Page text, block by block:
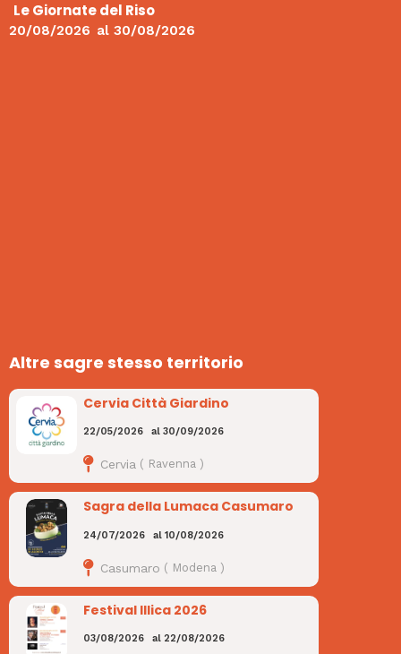
Le Giornate del Riso
20/08/2026 al 30/08/2026
Altre sagre stesso territorio
Cervia Città Giardino
22/05/2026 al 30/09/2026
Cervia ( Ravenna)
Sagra della Lumaca Casumaro
24/07/2026 al 10/08/2026
Casumaro ( Modena )
Festival Illica 2026
03/08/2026 al 22/08/2026